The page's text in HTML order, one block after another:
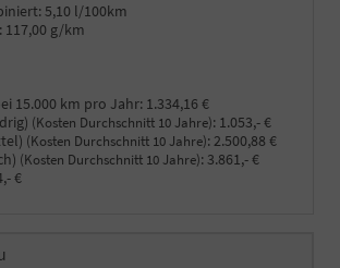
5,10 l/100km
117,00 g/km
15.000 km pro Jahr: 1.334,16 €
(Kosten Durchschnitt 10 Jahre): 1.053,- €
(Kosten Durchschnitt 10 Jahre): 2.500,88 €
(Kosten Durchschnitt 10 Jahre): 3.861,- €
€